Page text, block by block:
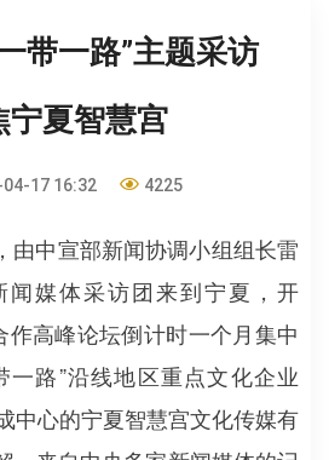
带一路”主题采访
宁夏智慧宫
17 16:32 4225
由中宣部新闻协调小组组长雷
闻媒体采访团来到宁夏，开
作高峰论坛倒计时一个月集中
一路”沿线地区重点文化企业
心的宁夏智慧宫文化传媒有